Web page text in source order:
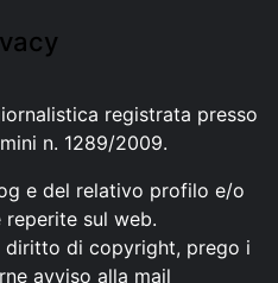
registrata presso
n. 1289/2009.
e del relativo profilo e/o
sul web.
di copyright, prego i
avviso alla mail